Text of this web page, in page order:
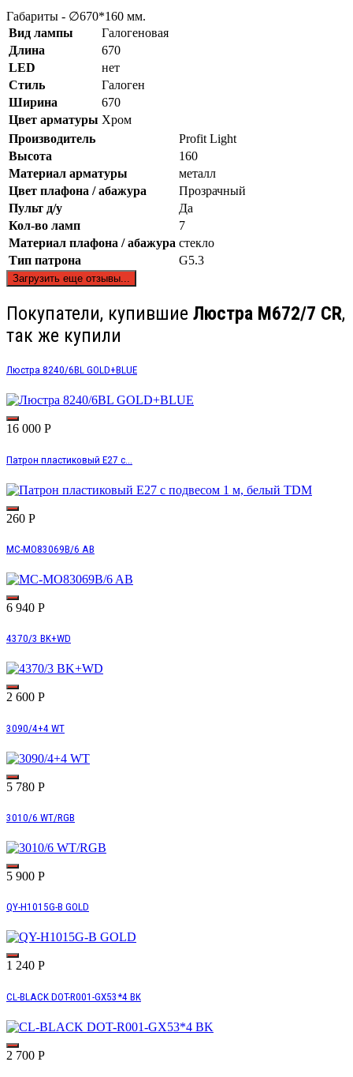
Габариты - ∅670*160 мм.
Вид лампы
Галогеновая
Длина
670
LED
нет
Стиль
Галоген
Ширина
670
Цвет арматуры Хром
Производитель
Profit Light
Высота
160
Материал арматуры
металл
Цвет плафона / абажура
Прозрачный
Пульт д/у
Да
Кол-во ламп
7
Материал плафона / абажура стекло
Тип патрона
G5.3
Загрузить еще отзывы...
Покупатели, купившие Люстра M672/7 CR,
так же купили
Люстра 8240/6BL GOLD+BLUE
16 000 Р
Патрон пластиковый Е27 с...
260 Р
МС-MO83069B/6 AB
6 940 Р
4370/3 BK+WD
2 600 Р
3090/4+4 WT
5 780 Р
3010/6 WT/RGB
5 900 Р
QY-H1015G-B GOLD
1 240 Р
CL-BLACK DOT-R001-GX53*4 BK
2 700 Р